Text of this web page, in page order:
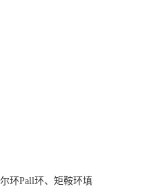
环Pall环、 矩鞍环填